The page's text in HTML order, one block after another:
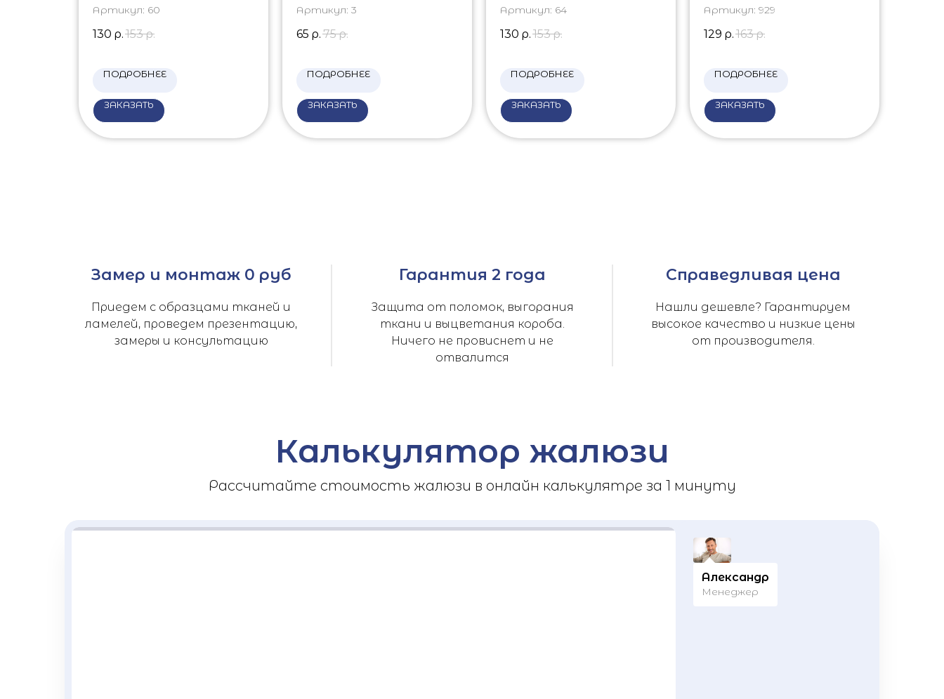
Артикул: 60
130 р. 153 р.
ПОДРОБНЕЕ
ЗАКАЗАТЬ
Артикул: 3
65 р. 75 р.
ПОДРОБНЕЕ
ЗАКАЗАТЬ
Артикул: 64
130 р. 153 р.
ПОДРОБНЕЕ
ЗАКАЗАТЬ
Артикул: 929
129 р. 163 р.
ПОДРОБНЕЕ
ЗАКАЗАТЬ
Замер и монтаж 0 руб
Приедем с образцами тканей и
ламелей, проведем презентацию,
замеры и консультацию
Гарантия 2 года
Защита от поломок, выгорания
ткани и выцветания короба.
Ничего не провиснет и не
отвалится
Справедливая цена
Нашли дешевле? Гарантируем
высокое качество и низкие цены
от производителя.
Калькулятор жалюзи
Рассчитайте стоимость жалюзи в онлайн калькулятре за 1 минуту
Александр
Менеджер